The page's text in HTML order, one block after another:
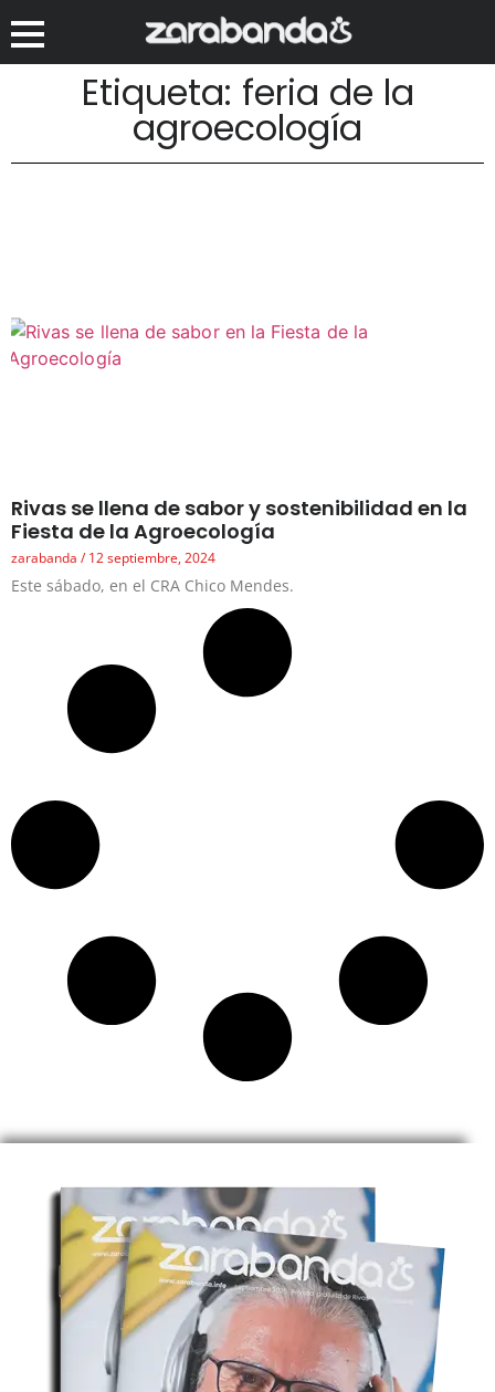
Etiqueta: feria de la
agroecología
Rivas se llena de sabor y sostenibilidad en la
Fiesta de la Agroecología
zarabanda 12 septiembre, 2024
Este sábado, en el CRA Chico Mendes.